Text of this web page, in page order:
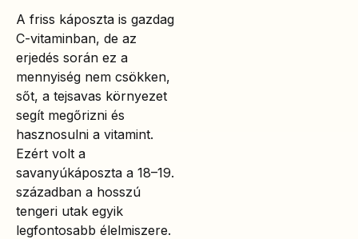
A friss káposzta is gazdag
C-vitaminban, de az
erjedés során ez a
mennyiség nem csökken,
sőt, a tejsavas környezet
segít megőrizni és
hasznosulni a vitamint.
Ezért volt a
savanyúkáposzta a 18–19.
században a hosszú
tengeri utak egyik
legfontosabb élelmiszere.